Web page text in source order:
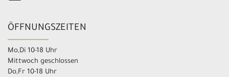
ÖFFNUNGSZEITEN
Mo,Di 10-18 Uhr
Mittwoch geschlossen
Do,Fr 10-18 Uhr